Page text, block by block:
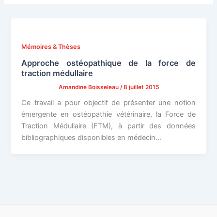
Mémoires & Thèses
Approche ostéopathique de la force de
traction médullaire
Amandine Boisseleau/8 juillet 2015
Ce travail a pour objectif de présenter une notion
émergente en ostéopathie vétérinaire, la Force de
Traction Médullaire (FTM), à partir des données
bibliographiques disponibles en médecin...